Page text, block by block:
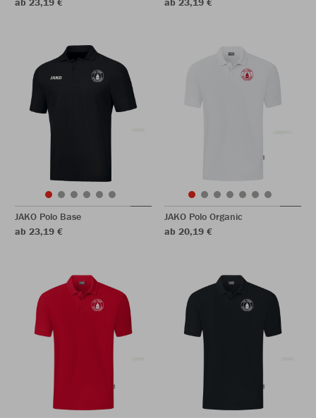
JAKO Polo Base
ab 23,19 €
JAKO Polo Organic
ab 20,19 €